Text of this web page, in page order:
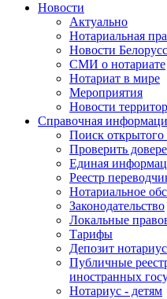
Новости
Актуально
Нотариальная
Новости
СМИ о нотариате
Нотариат в мире
Мероприятия
Новости
Справочная
Поиск открытого
Проверить
Единая
Реестр
Нотариальное
Законодательство
Локальные
Тарифы
Депозит
Публичные
иностранных
Нотариус - детям